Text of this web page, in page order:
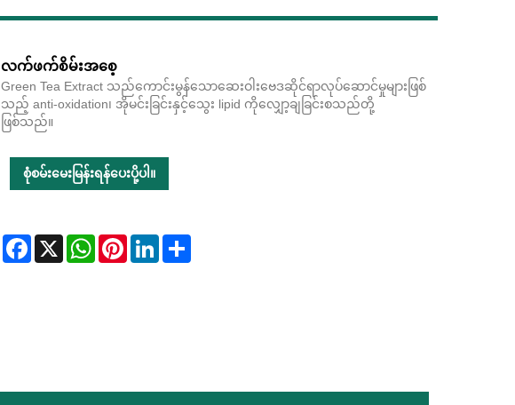
လက်ဖက်စိမ်းအစေ့
Green Tea Extract သည်ကောင်းမွန်သောဆေးဝါးဗေဒဆိုင်ရာလုပ်ဆောင်မှုများဖြစ်
သည့် anti-oxidation၊ အိုမင်းခြင်းနှင့်သွေး lipid ကိုလျှော့ချခြင်းစသည်တို့
ဖြစ်သည်။
စုံစမ်းမေးမြန်းရန်ပေးပို့ပါ။
Facebook
X WhatsAppPinterestLinkedInShare